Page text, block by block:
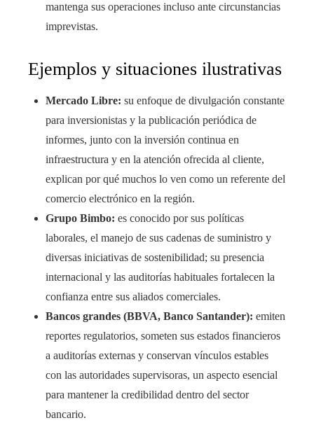
mantenga sus operaciones incluso ante circunstancias
imprevistas.
Ejemplos y situaciones ilustrativas
Mercado Libre: su enfoque de divulgación constante
para inversionistas y la publicación periódica de
informes, junto con la inversión continua en
infraestructura y en la atención ofrecida al cliente,
explican por qué muchos lo ven como un referente del
comercio electrónico en la región.
Grupo Bimbo: es conocido por sus políticas
laborales, el manejo de sus cadenas de suministro y
diversas iniciativas de sostenibilidad; su presencia
internacional y las auditorías habituales fortalecen la
confianza entre sus aliados comerciales.
Bancos grandes (BBVA, Banco Santander): emiten
reportes regulatorios, someten sus estados financieros
a auditorías externas y conservan vínculos estables
con las autoridades supervisoras, un aspecto esencial
para mantener la credibilidad dentro del sector
bancario.